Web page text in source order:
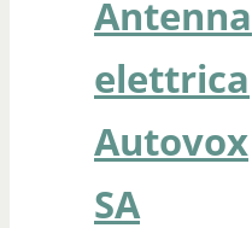
Antenna
elettrica
Autovox
SA